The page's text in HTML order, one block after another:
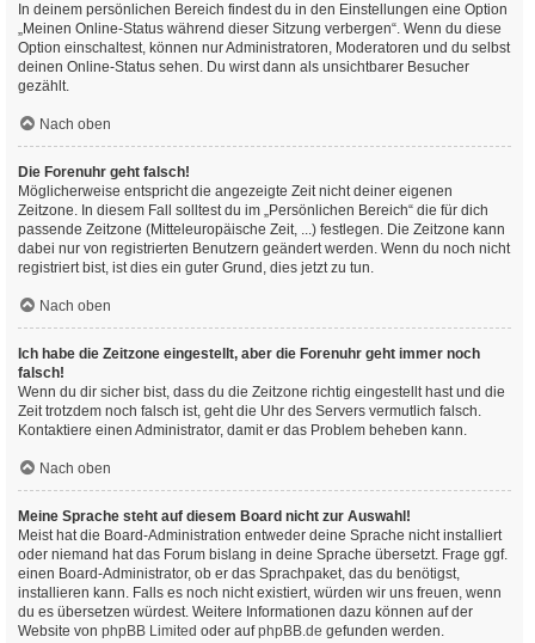
In deinem persönlichen Bereich findest du in den Einstellungen eine Option
„Meinen Online-Status während dieser Sitzung verbergen“. Wenn du diese
Option einschaltest, können nur Administratoren, Moderatoren und du selbst
deinen Online-Status sehen. Du wirst dann als unsichtbarer Besucher
gezählt.
Nach oben
Die Forenuhr geht falsch!
Möglicherweise entspricht die angezeigte Zeit nicht deiner eigenen
Zeitzone. In diesem Fall solltest du im „Persönlichen Bereich“ die für dich
passende Zeitzone (Mitteleuropäische Zeit, ...) festlegen. Die Zeitzone kann
dabei nur von registrierten Benutzern geändert werden. Wenn du noch nicht
registriert bist, ist dies ein guter Grund, dies jetzt zu tun.
Nach oben
Ich habe die Zeitzone eingestellt, aber die Forenuhr geht immer noch
falsch!
Wenn du dir sicher bist, dass du die Zeitzone richtig eingestellt hast und die
Zeit trotzdem noch falsch ist, geht die Uhr des Servers vermutlich falsch.
Kontaktiere einen Administrator, damit er das Problem beheben kann.
Nach oben
Meine Sprache steht auf diesem Board nicht zur Auswahl!
Meist hat die Board-Administration entweder deine Sprache nicht installiert
oder niemand hat das Forum bislang in deine Sprache übersetzt. Frage ggf.
einen Board-Administrator, ob er das Sprachpaket, das du benötigst,
installieren kann. Falls es noch nicht existiert, würden wir uns freuen, wenn
du es übersetzen würdest. Weitere Informationen dazu können auf der
Website von phpBB Limited oder aufphpBB.de gefunden werden.